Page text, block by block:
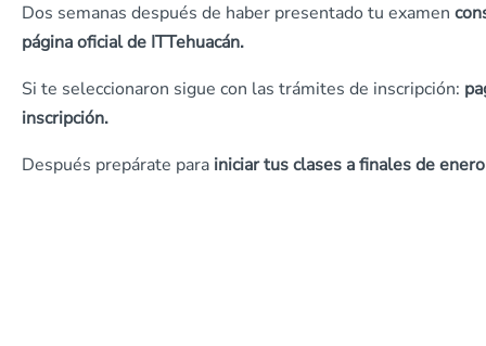
Dos semanas después de haber presentado tu examen
página oficial de ITTehuacán.
Si te seleccionaron sigue con las trámites de inscripción:
inscripción.
Después prepárate para iniciar tus clases a finales de enero